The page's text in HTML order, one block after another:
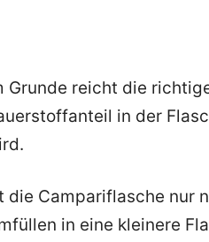
Grunde reicht die
in der
die Campariflasche nur
in eine kleinere